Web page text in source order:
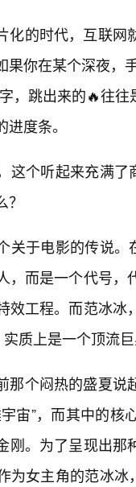
化的时代，互联网
果你在某个深夜，
，跳出来的🔥往
度条。
这个听起来充满了
关于电影的传说。
，而是一个代号
效工程。而范冰
实质上是一个顶流
那个闷热的盛夏说
宙”，而其中的
。为了呈现出那
为女主角的范冰